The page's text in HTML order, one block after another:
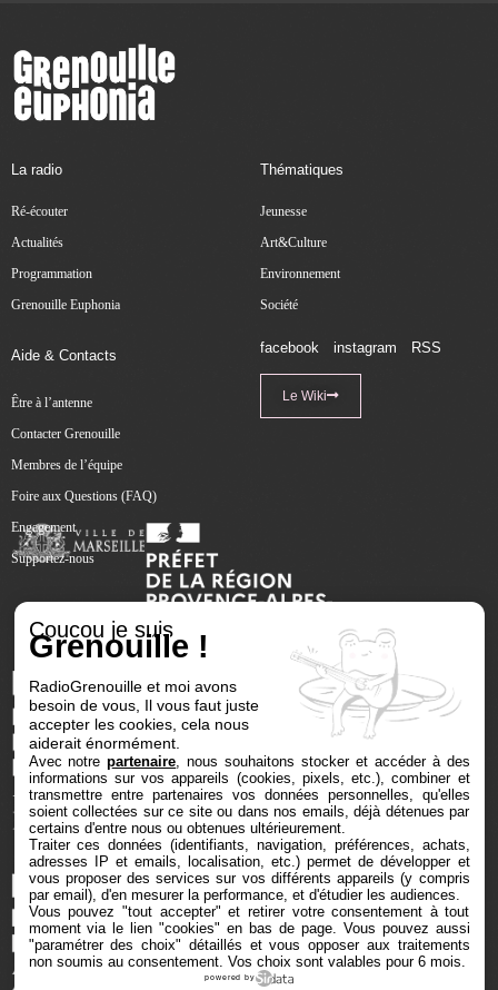
La radio
Ré-écouter
Actualités
Programmation
Grenouille Euphonia
Thématiques
Jeunesse
Art&Culture
Environnement
Société
Aide & Contacts
Être à l’antenne
Contacter Grenouille
Membres de l’équipe
Foire aux Questions (FAQ)
Engagement
Supportez-nous
facebook instagram RSS
Le Wiki
Coucou je suis
Grenouille !
RadioGrenouille et moi avons
besoin de vous, Il vous faut juste
accepter les cookies, cela nous
aiderait énormément.
Avec notrepartenaire , nous souhaitons stocker et accéder à des
informations sur vos appareils (cookies, pixels, etc.), combiner et
transmettre entre partenaires vos données personnelles, qu'elles
soient collectées sur ce site ou dans nos emails, déjà détenues par
certains d'entre nous ou obtenues ultérieurement.
Traiter ces données (identifiants, navigation, préférences, achats,
adresses IP et emails, localisation, etc.) permet de développer et
vous proposer des services sur vos différents appareils (y compris
par email), d'en mesurer la performance, et d'étudier les audiences.
Vous pouvez "tout accepter" et retirer votre consentement à tout
moment via le lien "cookies" en bas de page. Vous pouvez aussi
"paramétrer des choix" détaillés et vous opposer aux traitements
non soumis au consentement. Vos choix sont valables pour 6 mois.
powered by